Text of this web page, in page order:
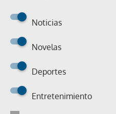
Noticias
Novelas
Deportes
Entretenimiento